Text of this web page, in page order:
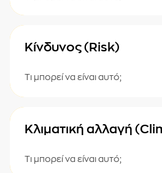
Κίνδυνος (Risk)
Τι μπορεί να είναι αυτό;
Κλιματική αλλαγή
Τι μπορεί να είναι αυτό;